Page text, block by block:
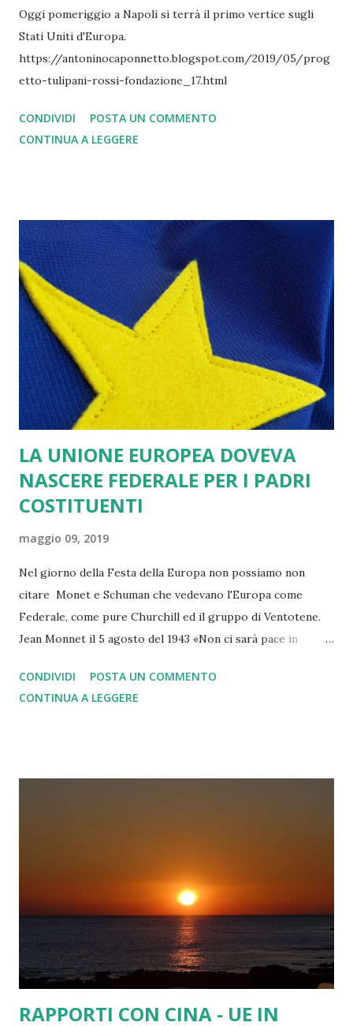
Oggi pomeriggio a Napoli si terrà il primo vertice sugli
Stati Uniti d'Europa.
https://antoninocaponnetto.blogspot.com/2019/05/prog
etto-tulipani-rossi-fondazione_17.html
CONDIVIDI
POSTA UN COMMENTO
CONTINUA A LEGGERE
LA UNIONE EUROPEA DOVEVA
NASCERE FEDERALE PER I PADRI
COSTITUENTI
maggio 09, 2019
Nel giorno della Festa della Europa non possiamo non
citare Monet e Schuman che vedevano l'Europa come
Federale, come pure Churchill ed il gruppo di Ventotene.
Jean Monnet il 5 agosto del 1943 «Non ci sarà pace in
sovranità nazionale[...] gli Stati europei sono troppo piccoli
per garantire ai loro popoli la necessaria prosperità e lo
pacifiche. La Francia, facendosi da oltre vent'anni
antesignana di un'Europa unita, ha sempre avuto per
obiettivo essenziale di servire la pace. L'Europa non è stata
CONDIVIDI
POSTA UN COMMENTO
CONTINUA A LEGGERE
RAPPORTI CON CINA - UE IN